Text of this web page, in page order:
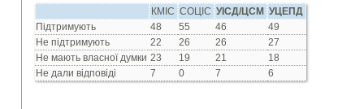
КМІС СОЦІС УІСД/ЦСМ
УЦЕПД
Підтримують
48 55 46
49
Не підтримують
22 26 26
27
Не мають власної думки 23 19 21
18
Не дали відповіді
7 0 7 6